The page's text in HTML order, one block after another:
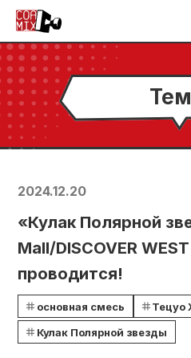
2024.12.20
«Кулак Полярной
Mall/DISCOVER
проводится!
основная смесь
Тецуо
Кулак Полярной звезды